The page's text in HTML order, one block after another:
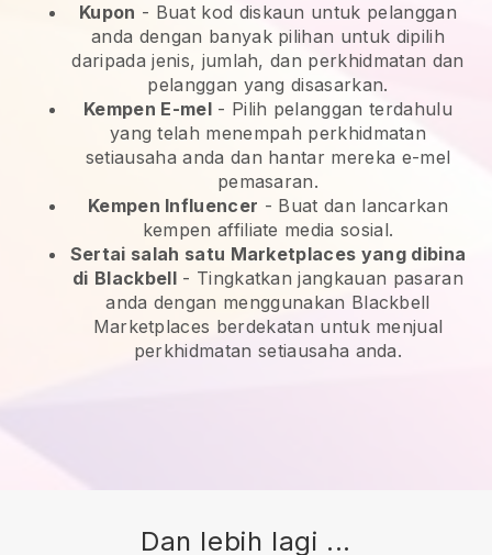
Kupon - Buat kod diskaun untuk pelanggan
anda dengan banyak pilihan untuk dipilih
daripada jenis, jumlah, dan perkhidmatan dan
pelanggan yang disasarkan.
Kempen E-mel- Pilih pelanggan terdahulu
yang telah menempah perkhidmatan
setiausaha anda dan hantar mereka e-mel
pemasaran.
Kempen Influencer - Buat dan lancarkan
kempen affiliate media sosial.
Sertai salah satu Marketplaces yang dibina
di Blackbell- Tingkatkan jangkauan pasaran
anda dengan menggunakan Blackbell
Marketplaces berdekatan untuk menjual
perkhidmatan setiausaha anda.
Dan lebih lagi ...